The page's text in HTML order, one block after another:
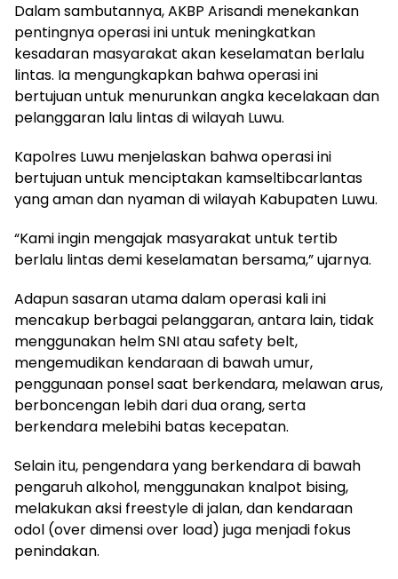
Dalam sambutannya, AKBP Arisandi menekankan
pentingnya operasi ini untuk meningkatkan
kesadaran masyarakat akan keselamatan berlalu
lintas. Ia mengungkapkan bahwa operasi ini
bertujuan untuk menurunkan angka kecelakaan dan
pelanggaran lalu lintas di wilayah Luwu.
Kapolres Luwu menjelaskan bahwa operasi ini
bertujuan untuk menciptakan kamseltibcarlantas
yang aman dan nyaman di wilayah Kabupaten Luwu.
“Kami ingin mengajak masyarakat untuk tertib
berlalu lintas demi keselamatan bersama,” ujarnya.
Adapun sasaran utama dalam operasi kali ini
mencakup berbagai pelanggaran, antara lain, tidak
menggunakan helm SNI atau safety belt,
mengemudikan kendaraan di bawah umur,
penggunaan ponsel saat berkendara, melawan arus,
berboncengan lebih dari dua orang, serta
berkendara melebihi batas kecepatan.
Selain itu, pengendara yang berkendara di bawah
pengaruh alkohol, menggunakan knalpot bising,
melakukan aksi freestyle di jalan, dan kendaraan
odol (over dimensi over load) juga menjadi fokus
penindakan.